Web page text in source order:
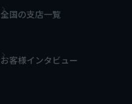
全国の支店一覧
お客様インタビュー